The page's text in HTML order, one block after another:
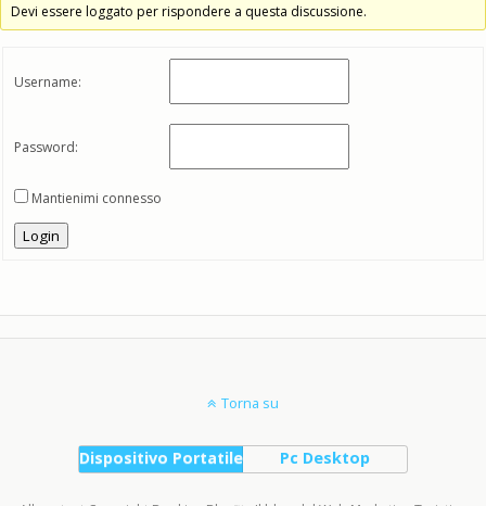
Devi essere loggato per rispondere a questa discussione.
Username:
Password:
Mantienimi connesso
Login
Torna su
Dispositivo Portatile Pc Desktop